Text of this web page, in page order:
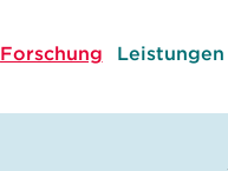
Forschung Leistungen